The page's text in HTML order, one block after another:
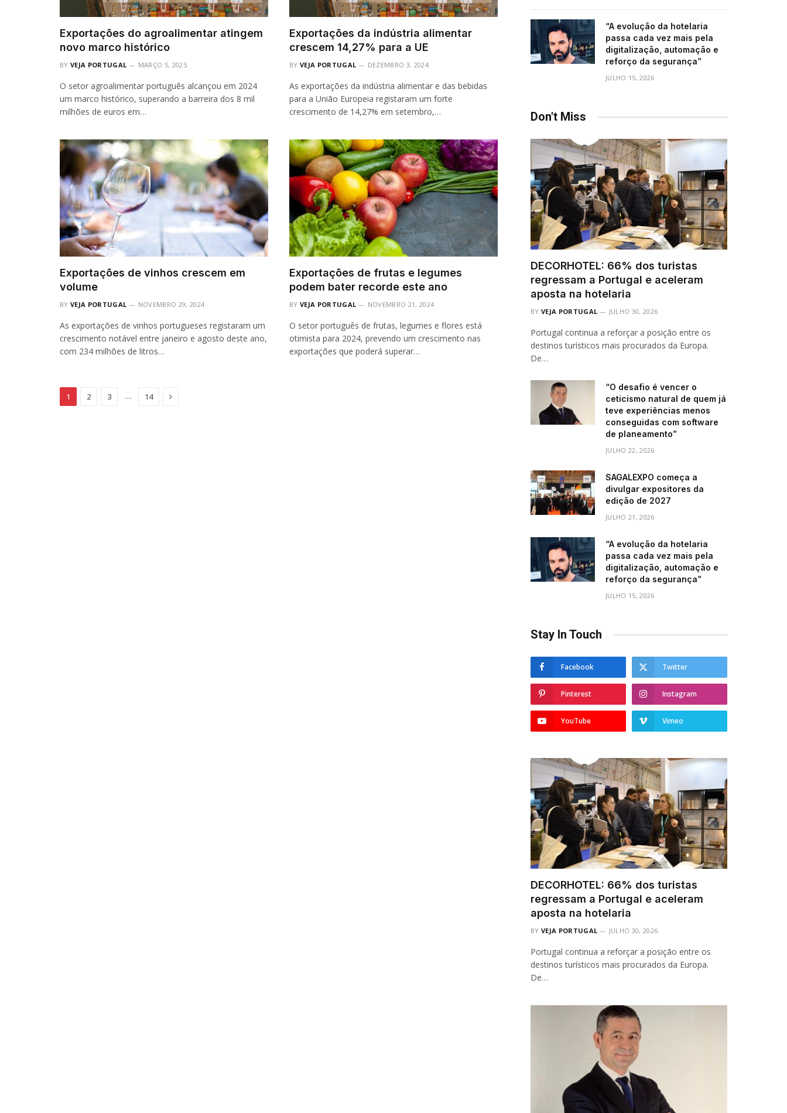
Exportações do agroalimentar atingem
novo marco histórico
BY VEJA PORTUGAL MARÇO 5, 2025
O setor agroalimentar português alcançou em 2024
um marco histórico, superando a barreira dos 8 mil
milhões de euros em…
Exportações da indústria alimentar
crescem 14,27% para a UE
BY VEJA PORTUGAL DEZEMBRO 3, 2024
As exportações da indústria alimentar e das bebidas
para a União Europeia registaram um forte
crescimento de 14,27% em setembro,…
Exportações de vinhos crescem em
volume
BY VEJA PORTUGAL NOVEMBRO 29, 2024
As exportações de vinhos portugueses registaram um
crescimento notável entre janeiro e agosto deste ano,
com 234 milhões de litros…
Exportações de frutas e legumes
podem bater recorde este ano
BY VEJA PORTUGAL NOVEMBRO 21, 2024
O setor português de frutas, legumes e flores está
otimista para 2024, prevendo um crescimento nas
exportações que poderá superar…
1 2 3 … 14 Next
“A evolução da hotelaria
passa cada vez mais pela
digitalização, automação e
reforço da segurança”
JULHO 15, 2026
Don't Miss
DECORHOTEL: 66% dos turistas
regressam a Portugal e aceleram
aposta na hotelaria
BY VEJA PORTUGAL JULHO 30, 2026
Portugal continua a reforçar a posição entre os
destinos turísticos mais procurados da Europa.
De…
“O desafio é vencer o
ceticismo natural de quem já
teve experiências menos
conseguidas com software
de planeamento”
JULHO 22, 2026
SAGALEXPO começa a
divulgar expositores da
edição de 2027
JULHO 21, 2026
“A evolução da hotelaria
passa cada vez mais pela
digitalização, automação e
reforço da segurança”
JULHO 15, 2026
Stay In Touch
Facebook Twitter
Pinterest Instagram
YouTube Vimeo
DECORHOTEL: 66% dos turistas
regressam a Portugal e aceleram
aposta na hotelaria
BY VEJA PORTUGAL JULHO 30, 2026
Portugal continua a reforçar a posição entre os
destinos turísticos mais procurados da Europa.
De…